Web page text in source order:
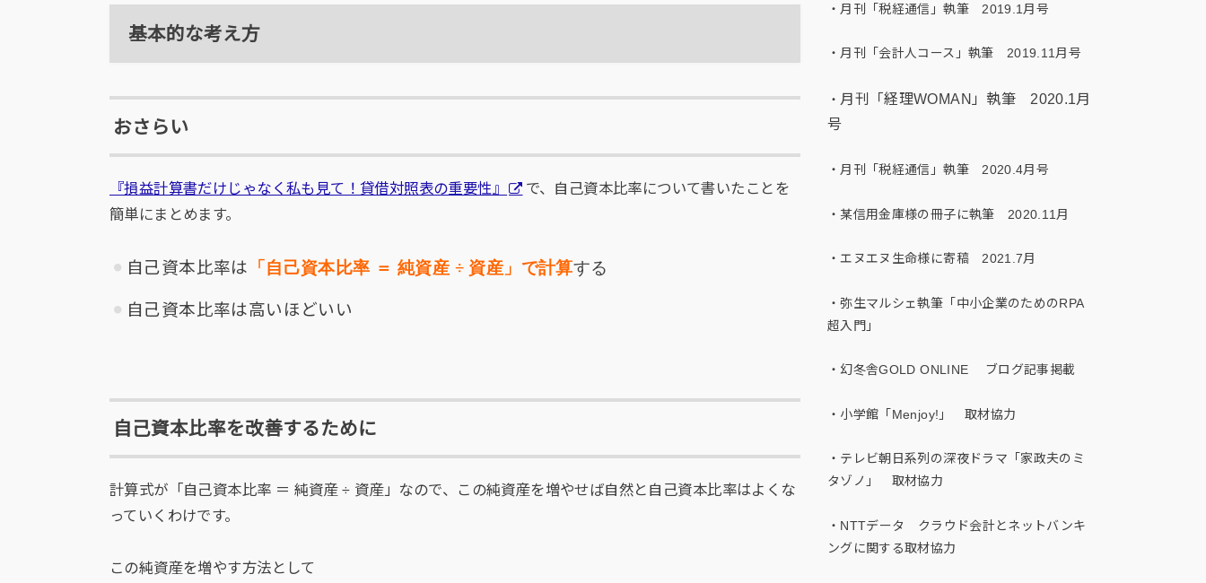
基本的な考え方
おさらい
『損益計算書だけじゃなく私も見て！貸借対照表の重要性』
で、自己資本比率について書いたことを
簡単にまとめます。
自己資本比率は 「自己資本比率 ＝ 純資産 ÷ 資産」で計算する
自己資本比率は高いほどいい
自己資本比率を改善するために
計算式が「自己資本比率 ＝ 純資産 ÷ 資産」なので、この純資産を増やせば自然と自己資本比率はよくな
っていくわけです。
この純資産を増やす方法として
・月刊「税経通信」執筆 2019.1月号
・月刊「会計人コース」執筆 2019.11月号
・ 月刊「経理WOMAN」執筆 2020.1月
号
・月刊「税経通信」執筆 2020.4月号
・某信用金庫様の冊子に執筆 2020.11月
・エヌエヌ生命様に寄稿 2021.7月
・弥生マルシェ執筆「中小企業のためのRPA
超入門」
・幻冬舎GOLD ONLINE ブログ記事掲載
・小学館「Menjoy!」 取材協力
・テレビ朝日系列の深夜ドラマ「家政夫のミ
タゾノ」 取材協力
・NTTデータ クラウド会計とネットバンキ
ングに関する取材協力